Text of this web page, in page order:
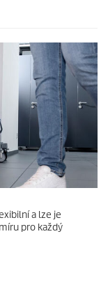
a lze je
pro každý